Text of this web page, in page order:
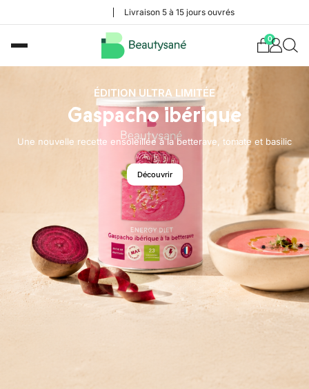
Livraison 5 à 15 jours ouvrés
0
ÉDITION ULTRA LIMITÉE
Gaspacho ibérique
Une nouvelle recette ensoleillée à la betterave, tomate et basilic
Découvrir